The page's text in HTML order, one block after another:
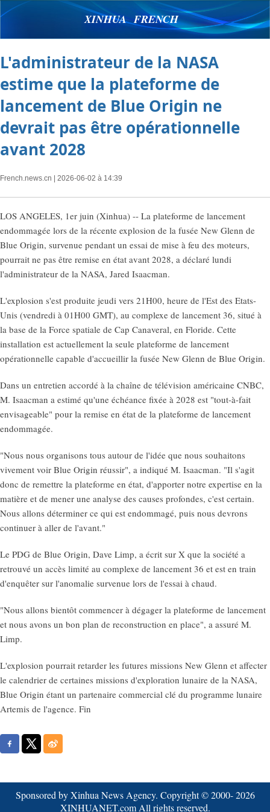
XINHUA FRENCH
L'administrateur de la NASA
estime que la plateforme de
lancement de Blue Origin ne
devrait pas être opérationnelle
avant 2028
French.news.cn | 2026-06-02 à 14:39
LOS ANGELES, 1er juin (Xinhua) -- La plateforme de lancement
endommagée lors de la récente explosion de la fusée New Glenn de
Blue Origin, survenue pendant un essai de mise à feu des moteurs,
pourrait ne pas être remise en état avant 2028, a déclaré lundi
l'administrateur de la NASA, Jared Isaacman.
L'explosion s'est produite jeudi vers 21H00, heure de l'Est des Etats-
Unis (vendredi à 01H00 GMT), au complexe de lancement 36, situé à
la base de la Force spatiale de Cap Canaveral, en Floride. Cette
installation est actuellement la seule plateforme de lancement
opérationnelle capable d'accueillir la fusée New Glenn de Blue Origin.
Dans un entretien accordé à la chaîne de télévision américaine CNBC,
M. Isaacman a estimé qu'une échéance fixée à 2028 est "tout-à-fait
envisageable" pour la remise en état de la plateforme de lancement
endommagée.
"Nous nous organisons tous autour de l'idée que nous souhaitons
vivement voir Blue Origin réussir", a indiqué M. Isaacman. "Il s'agit
donc de remettre la plateforme en état, d'apporter notre expertise en la
matière et de mener une analyse des causes profondes, c'est certain.
Nous allons déterminer ce qui est endommagé, puis nous devrons
continuer à aller de l'avant."
Le PDG de Blue Origin, Dave Limp, a écrit sur X que la société a
retrouvé un accès limité au complexe de lancement 36 et est en train
d'enquêter sur l'anomalie survenue lors de l'essai à chaud.
"Nous allons bientôt commencer à dégager la plateforme de lancement
et nous avons un bon plan de reconstruction en place", a assuré M.
Limp.
L'explosion pourrait retarder les futures missions New Glenn et affecter
le calendrier de certaines missions d'exploration lunaire de la NASA,
Blue Origin étant un partenaire commercial clé du programme lunaire
Artemis de l'agence. Fin
Sponsored by Xinhua News Agency. Copyright © 2000-2026
XINHUANET.com All rights reserved.